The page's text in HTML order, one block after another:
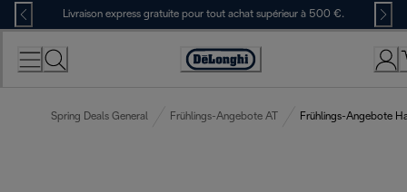
Skip
to
Content
Livraison express gratuite pour tout achat supérieur à 500 €.
Déclaration
Spring Deals General Frühlings-Angebote AT Frühlings-Angebote